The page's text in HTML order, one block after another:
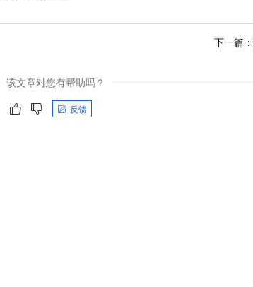
下一篇：
该文章对您有帮助吗？
反馈